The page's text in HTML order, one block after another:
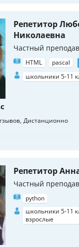
Репетитор
Николаевна
Частный
HTML pascal
школьники 5-11
Дистанционно
Репетитор
Частный
python
школьники 5-11
взрослые